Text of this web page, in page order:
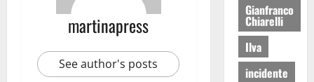
martinapress
See author's posts
Gianfranco
Chiarelli
Ilva
incidente